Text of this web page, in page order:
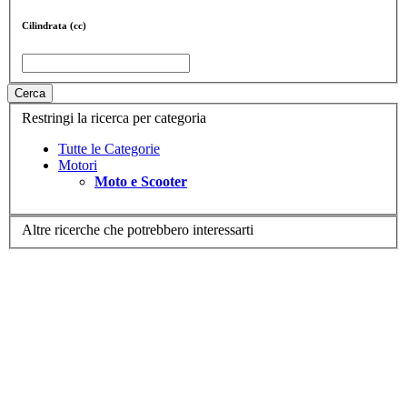
Cilindrata (cc)
Cerca
Restringi la ricerca per categoria
Tutte le Categorie
Motori
Moto e Scooter
Altre ricerche che potrebbero interessarti